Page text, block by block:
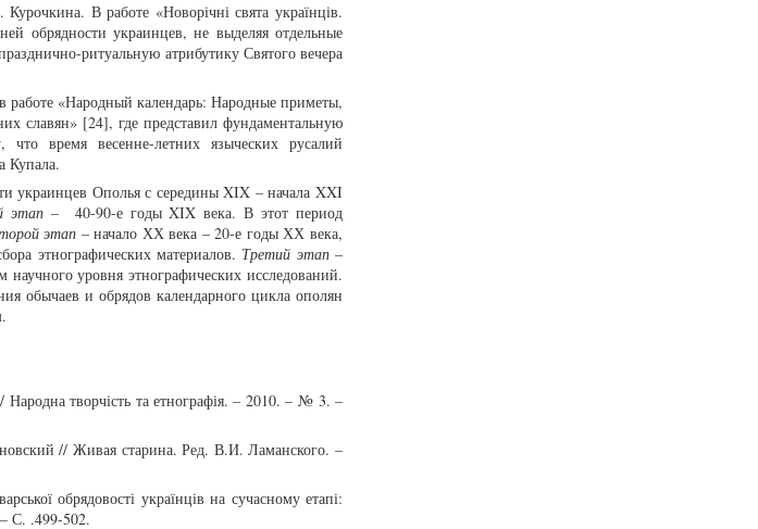
В работе «Новорічні свята українців.
обрядности украинцев, не выделяя отдельные
ритуальную атрибутику Святого вечера
работе «Народный календарь: Народные приметы,
славян» [24], где представил фундаментальную
время весенне-летних языческих русалий
Купала.
украинцев Ополья с середины XIX – начала XXI
этап – 40-90-е годы XIX века. В этот период
этап – начало ХХ века – 20-е годы ХХ века,
этнографических материалов. Третий этап–
уровня этнографических исследований.
обычаев и обрядов календарного цикла ополян
творчість та етнографія. – 2010. – № 3. –
// Живая старина. Ред. В.И. Ламанского. –
обрядовості українців на сучасному етапі:
С. .499-502.